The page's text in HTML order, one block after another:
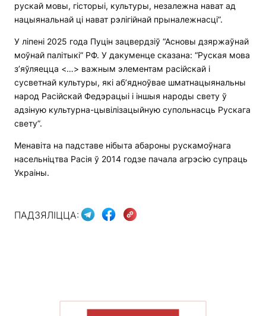
рускай мовы, гісторыі, культуры, незалежна нават ад
нацыянальнай ці нават рэлігійнай прыналежнасці”.
У ліпені 2025 года Пуцін зацвердзіў “Асновы дзяржаўнай
моўнай палітыкі” РФ. У дакуменце сказана: “Руская мова
з’яўляецца <…> важным элементам расійскай і
сусветнай культуры, які аб’ядноўвае шматнацыянальны
народ Расійскай Федэрацыі і іншыя народы свету ў
адзіную культурна-цывілізацыйную супольнасць Рускага
свету”.
Менавіта на падставе нібыта абароны рускамоўнага
насельніцтва Расія ў 2014 годзе пачала агрэсію супраць
Украіны.
ПАДЗЯЛІЦЦА: